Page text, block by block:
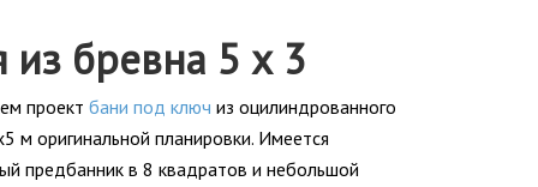
из бревна 5 х 3
проект бани под ключ из оцилиндрованного
м оригинальной планировки. Имеется
предбанник в 8 квадратов и небольшой